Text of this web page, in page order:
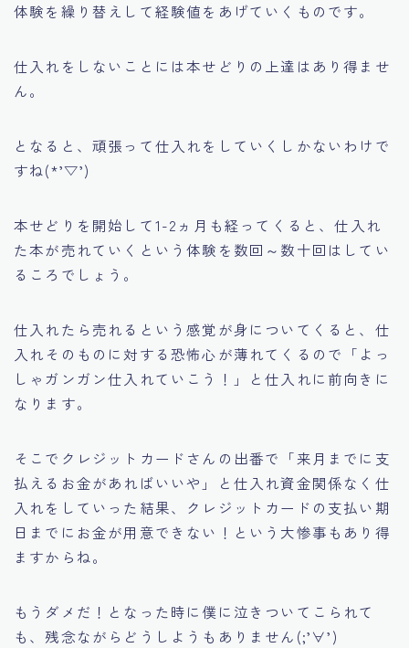
体験を繰り替えして経験値をあげていくものです。
仕入れをしないことには本せどりの上達はあり得ませ
ん。
となると、頑張って仕入れをしていくしかないわけで
すね(*’▽’)
本せどりを開始して1-2ヵ月も経ってくると、仕入れ
た本が売れていくという体験を数回～数十回はしてい
るころでしょう。
仕入れたら売れるという感覚が身についてくると、仕
入れそのものに対する恐怖心が薄れてくるので 「よっ
しゃガンガン仕入れていこう！」
と仕入れに前向きに
なります。
そこでクレジットカードさんの出番で 「来月までに支
払えるお金があればいいや」
と仕入れ資金関係なく仕
入れをしていった結果、クレジットカードの支払い期
日までにお金が用意できない！という大惨事もあり得
ますからね。
もうダメだ！となった時に僕に泣きついてこられて
も、残念ながらどうしようもありません(;’∀’)